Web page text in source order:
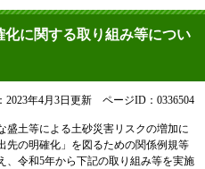
に関する取り組み等につい
2023年4月3日更新 ページID：0336504
盛土等による土砂災害リスクの増加に
先の明確化」を図るための関係例規等
、令和5年から下記の取り組み等を実施